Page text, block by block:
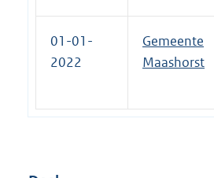
01-01-
2022
Gemeente
Maashorst